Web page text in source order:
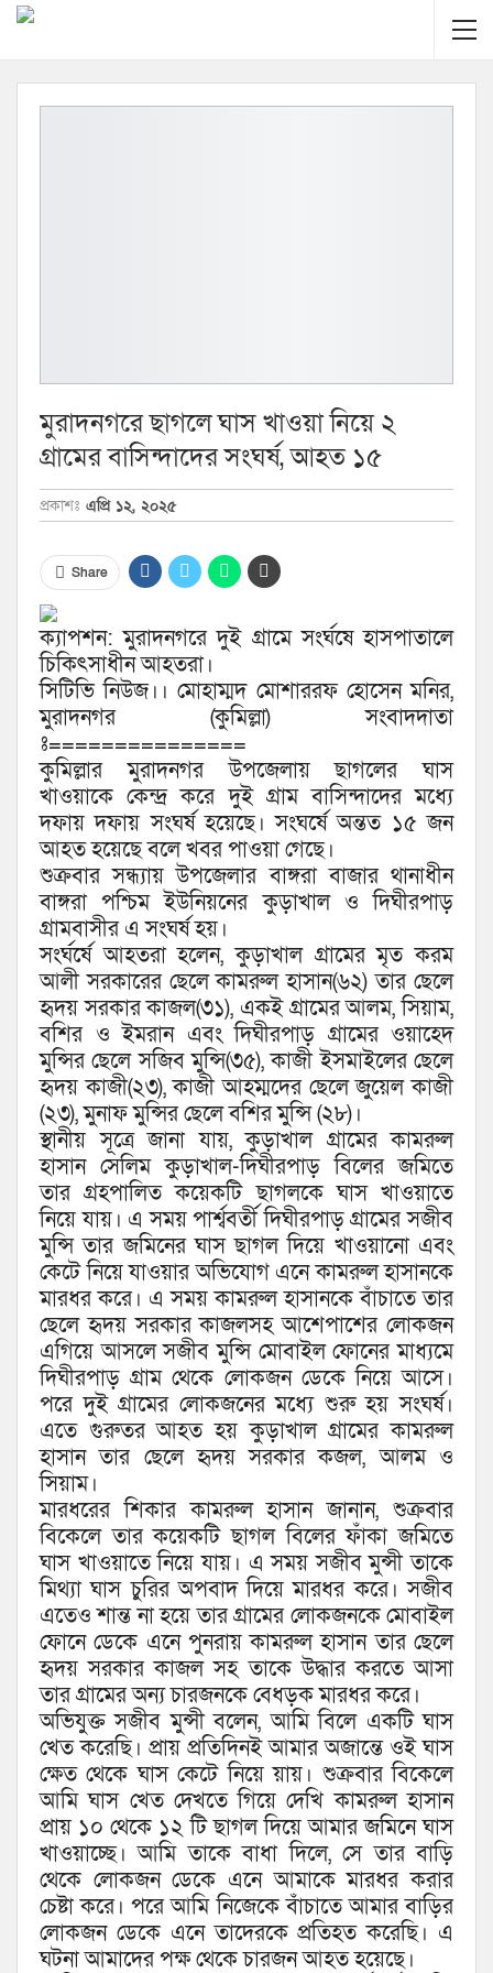
মুরাদনগরে ছাগলে ঘাস খাওয়া নিয়ে ২
গ্রামের বাসিন্দাদের সংঘর্ষ, আহত ১৫
প্রকাশঃ এপ্রি ১২, ২০২৫
Share
ক্যাপশন: মুরাদনগরে দুই গ্রামে সংর্ঘষে হাসপাতালে
চিকিৎসাধীন আহতরা।
সিটিভি নিউজ।। মোহাম্মদ মোশাররফ হোসেন মনির,
মুরাদনগর (কুমিল্লা) সংবাদদাতা
ঃ===============
কুমিল্লার মুরাদনগর উপজেলায় ছাগলের ঘাস
খাওয়াকে কেন্দ্র করে দুই গ্রাম বাসিন্দাদের মধ্যে
দফায় দফায় সংঘর্ষ হয়েছে। সংঘর্ষে অন্তত ১৫ জন
আহত হয়েছে বলে খবর পাওয়া গেছে।
শুক্রবার সন্ধ্যায় উপজেলার বাঙ্গরা বাজার থানাধীন
বাঙ্গরা পশ্চিম ইউনিয়নের কুড়াখাল ও দিঘীরপাড়
গ্রামবাসীর এ সংঘর্ষ হয়।
সংর্ঘর্ষে আহতরা হলেন, কুড়াখাল গ্রামের মৃত করম
আলী সরকারের ছেলে কামরুল হাসান(৬২) তার ছেলে
হৃদয় সরকার কাজল(৩১), একই গ্রামের আলম, সিয়াম,
বশির ও ইমরান এবং দিঘীরপাড় গ্রামের ওয়াহেদ
মুন্সির ছেলে সজিব মুন্সি(৩৫), কাজী ইসমাইলের ছেলে
হৃদয় কাজী(২৩), কাজী আহম্মদের ছেলে জুয়েল কাজী
(২৩), মুনাফ মুন্সির ছেলে বশির মুন্সি (২৮)।
স্থানীয় সূত্রে জানা যায়, কুড়াখাল গ্রামের কামরুল
হাসান সেলিম কুড়াখাল-দিঘীরপাড় বিলের জমিতে
তার গ্রহপালিত কয়েকটি ছাগলকে ঘাস খাওয়াতে
নিয়ে যায়। এ সময় পার্শ্ববর্তী দিঘীরপাড় গ্রামের সজীব
মুন্সি তার জমিনের ঘাস ছাগল দিয়ে খাওয়ানো এবং
কেটে নিয়ে যাওয়ার অভিযোগ এনে কামরুল হাসানকে
মারধর করে। এ সময় কামরুল হাসানকে বাঁচাতে তার
ছেলে হৃদয় সরকার কাজলসহ আশেপাশের লোকজন
এগিয়ে আসলে সজীব মুন্সি মোবাইল ফোনের মাধ্যমে
দিঘীরপাড় গ্রাম থেকে লোকজন ডেকে নিয়ে আসে।
পরে দুই গ্রামের লোকজনের মধ্যে শুরু হয় সংঘর্ষ।
এতে গুরুতর আহত হয় কুড়াখাল গ্রামের কামরুল
হাসান তার ছেলে হৃদয় সরকার কজল, আলম ও
সিয়াম।
মারধরের শিকার কামরুল হাসান জানান, শুক্রবার
বিকেলে তার কয়েকটি ছাগল বিলের ফাঁকা জমিতে
ঘাস খাওয়াতে নিয়ে যায়। এ সময় সজীব মুন্সী তাকে
মিথ্যা ঘাস চুরির অপবাদ দিয়ে মারধর করে। সজীব
এতেও শান্ত না হয়ে তার গ্রামের লোকজনকে মোবাইল
ফোনে ডেকে এনে পুনরায় কামরুল হাসান তার ছেলে
হৃদয় সরকার কাজল সহ তাকে উদ্ধার করতে আসা
তার গ্রামের অন্য চারজনকে বেধড়ক মারধর করে।
অভিযুক্ত সজীব মুন্সী বলেন, আমি বিলে একটি ঘাস
খেত করেছি। প্রায় প্রতিদিনই আমার অজান্তে ওই ঘাস
ক্ষেত থেকে ঘাস কেটে নিয়ে য়ায়। শুক্রবার বিকেলে
আমি ঘাস খেত দেখতে গিয়ে দেখি কামরুল হাসান
প্রায় ১০ থেকে ১২ টি ছাগল দিয়ে আমার জমিনে ঘাস
খাওয়াচ্ছে। আমি তাকে বাধা দিলে, সে তার বাড়ি
থেকে লোকজন ডেকে এনে আমাকে মারধর করার
চেষ্টা করে। পরে আমি নিজেকে বাঁচাতে আমার বাড়ির
লোকজন ডেকে এনে তাদেরকে প্রতিহত করেছি। এ
ঘটনা আমাদের পক্ষ থেকে চারজন আহত হয়েছে।